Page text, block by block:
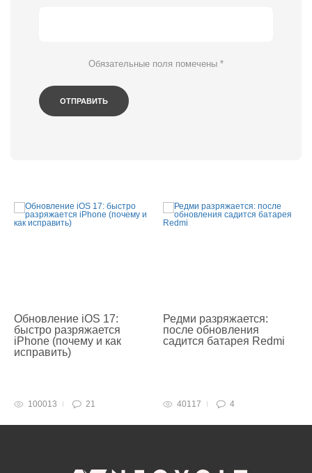
Обязательные поля помечены *
Обновление iOS 17:
быстро разряжается
iPhone (почему и как
исправить)
100013 21
Редми разряжается:
после обновления
садится батарея Redmi
40117 4